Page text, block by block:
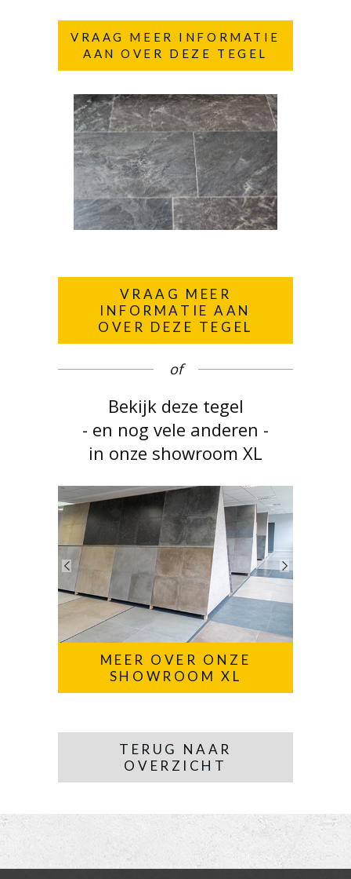
VRAAG MEER INFORMATIE
AAN OVER DEZE TEGEL
VRAAG MEER
INFORMATIE AAN
OVER DEZE TEGEL
of
Bekijk deze tegel
- en nog vele anderen -
in onze showroom XL
MEER OVER ONZE
SHOWROOM XL
TERUG NAAR
OVERZICHT